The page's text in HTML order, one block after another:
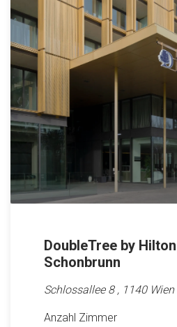
DoubleTree by
Schonbrunn
Schlossallee 8 , 1140 Wien
Anzahl Zimmer